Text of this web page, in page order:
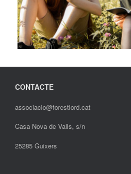
CONTACTE
associacio@forestlord.cat
Casa Nova de Valls, s/n
25285 Guixers